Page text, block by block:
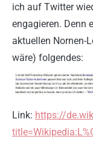
ich auf Twitter
engagieren. Denn
aktuellen Nornen-
wäre) folgendes:
Link: https://